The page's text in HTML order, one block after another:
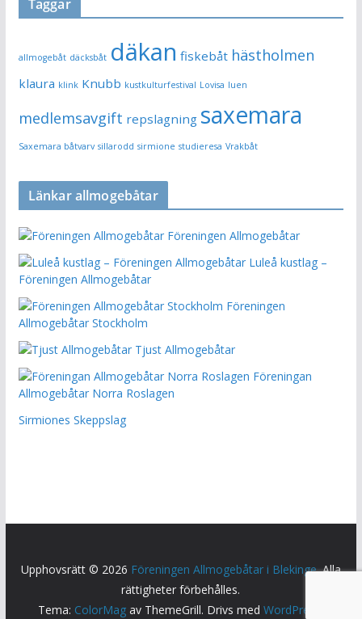
Taggar
allmogebåt däcksbåt däkan fiskebåt hästholmen
klaura klink Knubb kustkulturfestival Lovisa luen
medlemsavgift repslagning saxemara
Saxemara båtvarv sillarodd sirmione studieresa Vrakbåt
Länkar allmogebåtar
Föreningen Allmogebåtar
Luleå kustlag –
Föreningen Allmogebåtar
Föreningen
Allmogebåtar Stockholm
Tjust Allmogebåtar
Föreningan
Allmogebåtar Norra Roslagen
Sirmiones Skeppslag
Upphovsrätt © 2026 Föreningen Allmogebåtar i Blekinge. Alla
rättigheter förbehålles.
Tema: ColorMag av ThemeGrill. Drivs medWordPress